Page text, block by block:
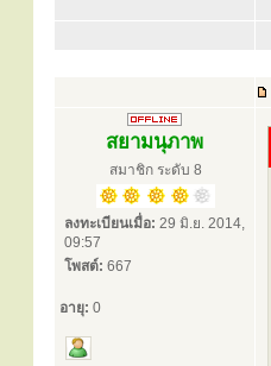
สยามนุภาพ
สมาชิก ระดับ 8
ลงทะเบียนเมื่อ: 29 มิ.ย. 2014,
09:57
โพสต์: 667
อายุ: 0